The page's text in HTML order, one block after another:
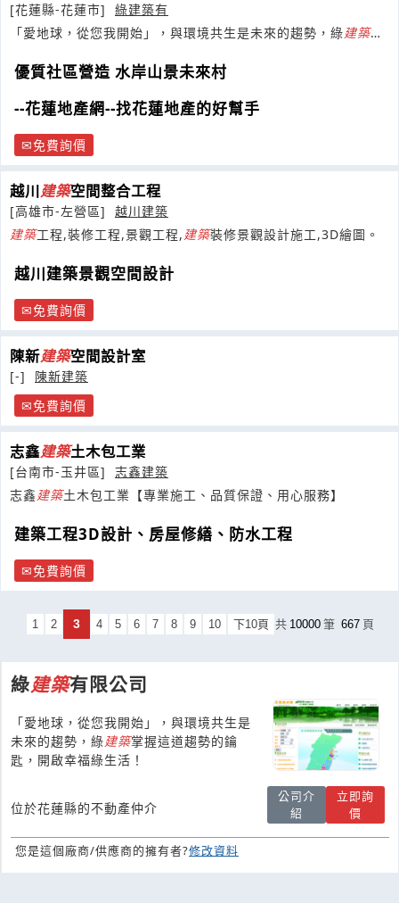
[花蓮縣-花蓮市]
綠建築有
「愛地球，從您我開始」，與環境共生是未來的趨勢，綠建築掌
優質社區營造 水岸山景未來村
--花蓮地產網--找花蓮地產的好幫手
免費詢價
越川建築空間整合工程
[高雄市-左營區]
越川建築
建築工程,裝修工程,景觀工程,建築裝修景觀設計施工,3D繪圖。
越川建築景觀空間設計
免費詢價
陳新建築空間設計室
[-]
陳新建築
免費詢價
志鑫建築土木包工業
[台南市-玉井區]
志鑫建築
志鑫建築土木包工業【專業施工、品質保證、用心服務】
建築工程3D設計、房屋修繕、防水工程
免費詢價
1 2 3 4 5 6 7 8 9 10 下10頁 共 10000 筆 667 頁
綠建築有限公司
「愛地球，從您我開始」，與環境共生是
未來的趨勢，綠建築掌握這道趨勢的鑰
匙，開啟幸福綠生活！
位於花蓮縣的不動產仲介
公司介
紹
立即詢
價
您是這個廠商/供應商的擁有者?修改資料